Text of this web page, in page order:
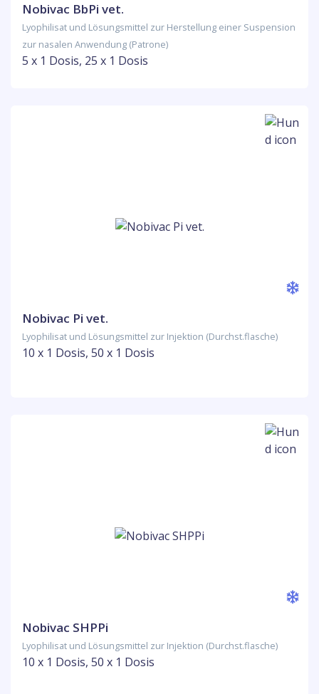
Nobivac BbPi vet.
Lyophilisat und Lösungsmittel zur Herstellung einer Suspension
zur nasalen Anwendung (Patrone)
5 x 1 Dosis, 25 x 1 Dosis
Nobivac Pi vet.
Lyophilisat und Lösungsmittel zur Injektion (Durchst.flasche)
10 x 1 Dosis, 50 x 1 Dosis
Nobivac SHPPi
Lyophilisat und Lösungsmittel zur Injektion (Durchst.flasche)
10 x 1 Dosis, 50 x 1 Dosis